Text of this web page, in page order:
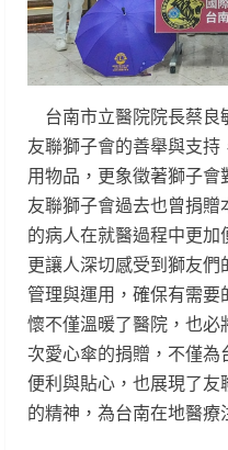
台南市立醫院院長蔡良
友聯獅子會的善舉與支
用物品，更象徵著獅子會
友聯獅子會過去也曾捐
的病人在就醫過程中更加
更讓人深切感受到獅友
管理與運用，確保有需
懷不僅溫暖了醫院，也
次愛心傘的捐贈，不僅
便利與貼心，也展現了
的精神，為台南在地醫療